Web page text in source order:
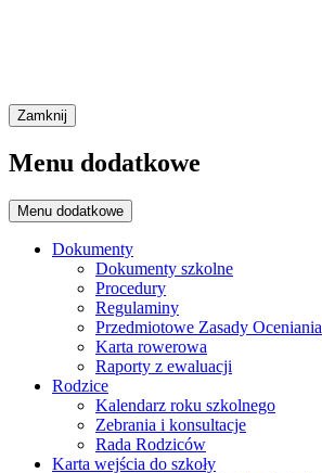
Zamknij
Menu dodatkowe
Menu dodatkowe
Dokumenty
Dokumenty szkolne
Procedury
Regulaminy
Przedmiotowe Zasady Oceniania
Karta rowerowa
Raporty z ewaluacji
Rodzice
Kalendarz roku szkolnego
Zebrania i konsultacje
Rada Rodziców
Karta wejścia do szkoły